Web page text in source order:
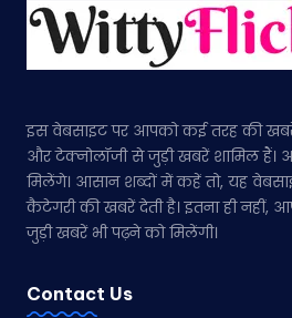
इस वेबसाइट पर आपको कई तरह की
और टेक्नोलॉजी से जुड़ी खबरें शामिल हैं।
मिलेंगे। आसान शब्दों में कहें तो, यह
कैटेगरी की खबरें देती है। इतना ही
जुड़ी खबरें भी पढ़ने को मिलेंगी।
Contact Us